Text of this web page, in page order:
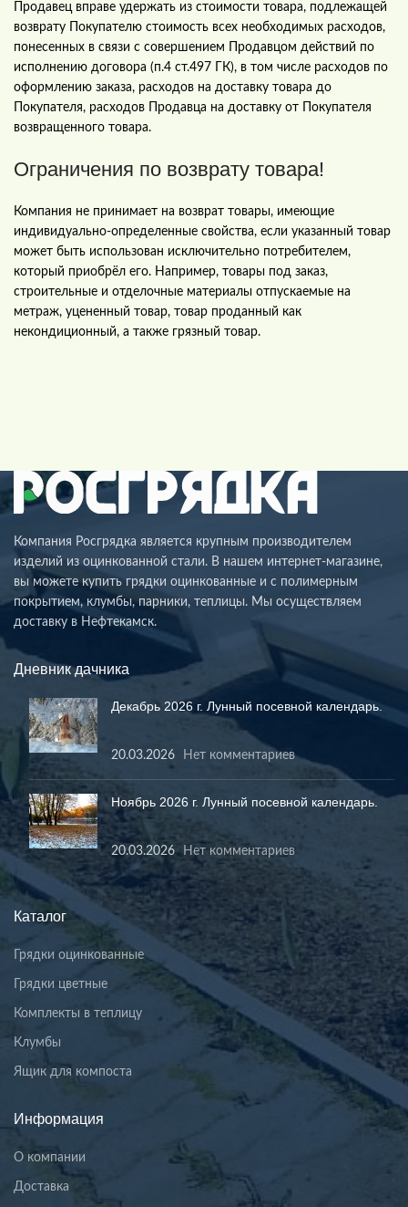
Продавец вправе удержать из стоимости товара, подлежащей
возврату Покупателю стоимость всех необходимых расходов,
понесенных в связи с совершением Продавцом действий по
исполнению договора (п.4 ст.497 ГК), в том числе расходов по
оформлению заказа, расходов на доставку товара до
Покупателя, расходов Продавца на доставку от Покупателя
возвращенного товара.
Ограничения по возврату товара!
Компания не принимает на возврат товары, имеющие
индивидуально-определенные свойства, если указанный товар
может быть использован исключительно потребителем,
который приобрёл его. Например, товары под заказ,
строительные и отделочные материалы отпускаемые на
метраж, уцененный товар, товар проданный как
некондиционный, а также грязный товар.
Компания Росгрядка является крупным производителем
изделий из оцинкованной стали. В нашем интернет-магазине,
вы можете купить грядки оцинкованные и с полимерным
покрытием, клумбы, парники, теплицы. Мы осуществляем
доставку в Нефтекамск.
Дневник дачника
Декабрь 2026 г. Лунный посевной календарь.
20.03.2026 Нет комментариев
Ноябрь 2026 г. Лунный посевной календарь.
20.03.2026 Нет комментариев
Каталог
Грядки оцинкованные
Грядки цветные
Комплекты в теплицу
Клумбы
Ящик для компоста
Информация
О компании
Доставка